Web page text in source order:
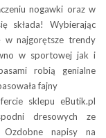
nogawki oraz w
składa! Wybierając
w najgorętsze trendy
w sportowej jak i
robią genialne
fajny
sklepu eButik.pl
dresowych ze
napisy na